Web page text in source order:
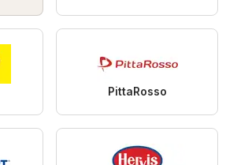
PittaRosso